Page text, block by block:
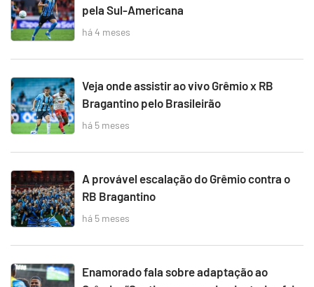
pela Sul-Americana
há 4 meses
Veja onde assistir ao vivo Grêmio x RB
Bragantino pelo Brasileirão
há 5 meses
A provável escalação do Grêmio contra o
RB Bragantino
há 5 meses
Enamorado fala sobre adaptação ao